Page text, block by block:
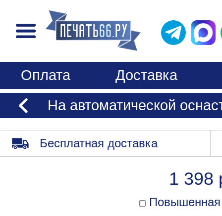
Оплата
Доставка
На автоматической
Бесплатная доставка
1 398
Повышенная